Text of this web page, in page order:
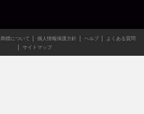
商標について 個人情報保護方針 ヘルプ
よくある質問
サイトマップ